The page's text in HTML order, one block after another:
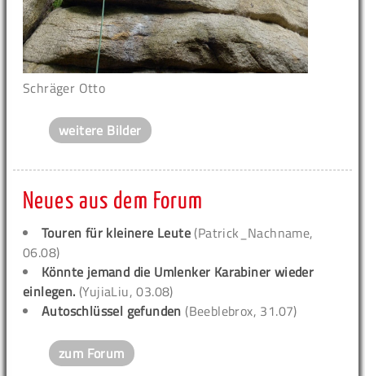
Schräger Otto
weitere Bilder
Neues aus dem Forum
Touren für kleinere Leute (Patrick_Nachname,
06.08)
Könnte jemand die Umlenker Karabiner wieder
einlegen. (YujiaLiu, 03.08)
Autoschlüssel gefunden (Beeblebrox, 31.07)
zum Forum